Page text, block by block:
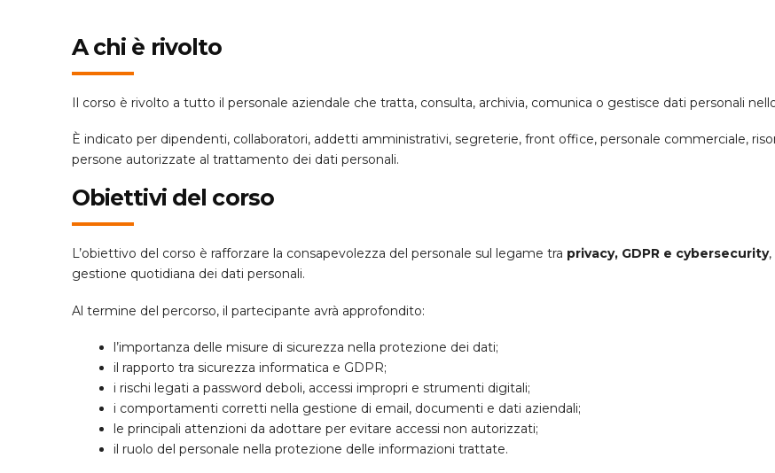
A chi è rivolto
Il corso è rivolto a tutto il personale aziendale che tratta, consulta, archivia, comunica o gestisce dati personali
È indicato per dipendenti, collaboratori, addetti amministrativi, segreterie, front office, personale commerciale,
persone autorizzate al trattamento dei dati personali.
Obiettivi del corso
L’obiettivo del corso è rafforzare la consapevolezza del personale sul legame tra privacy, GDPR e cybersecurity,
gestione quotidiana dei dati personali.
Al termine del percorso, il partecipante avrà approfondito:
l’importanza delle misure di sicurezza nella protezione dei dati;
il rapporto tra sicurezza informatica e GDPR;
i rischi legati a password deboli, accessi impropri e strumenti digitali;
i comportamenti corretti nella gestione di email, documenti e dati aziendali;
le principali attenzioni da adottare per evitare accessi non autorizzati;
il ruolo del personale nella protezione delle informazioni trattate.